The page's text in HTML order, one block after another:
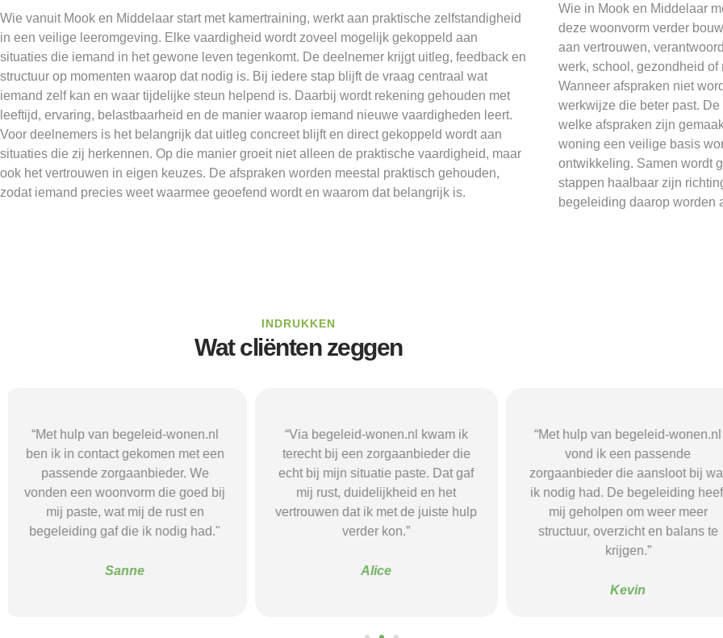
Wie vanuit Mook en Middelaar start met kamertraining, werkt aan praktische zelfstandigheid
in een veilige leeromgeving. Elke vaardigheid wordt zoveel mogelijk gekoppeld aan
situaties die iemand in het gewone leven tegenkomt. De deelnemer krijgt uitleg, feedback en
structuur op momenten waarop dat nodig is. Bij iedere stap blijft de vraag centraal wat
iemand zelf kan en waar tijdelijke steun helpend is. Daarbij wordt rekening gehouden met
leeftijd, ervaring, belastbaarheid en de manier waarop iemand nieuwe vaardigheden leert.
Voor deelnemers is het belangrijk dat uitleg concreet blijft en direct gekoppeld wordt aan
situaties die zij herkennen. Op die manier groeit niet alleen de praktische vaardigheid, maar
ook het vertrouwen in eigen keuzes. De afspraken worden meestal praktisch gehouden,
zodat iemand precies weet waarmee geoefend wordt en waarom dat belangrijk is.
Wie in Mook en Middelaar
deze woonvorm verder
aan vertrouwen,
werk, school, gezondheid
Wanneer afspraken niet
werkwijze die beter past.
welke afspraken zijn
woning een veilige basis
ontwikkeling. Samen wordt
stappen haalbaar zijn
begeleiding daarop worden
INDRUKKEN
Wat cliënten zeggen
“Via begeleid-wonen.nl kwam ik
terecht bij een zorgaanbieder die
echt bij mijn situatie paste. Dat gaf
mij rust, duidelijkheid en het
vertrouwen dat ik met de juiste hulp
verder kon.”
Alice
“Met hulp van begeleid-wonen.nl
vond ik een passende
zorgaanbieder die aansloot bij wat
ik nodig had. De begeleiding heeft
mij geholpen om weer meer
structuur, overzicht en balans te
“Met hulp van begeleid-wonen.nl
ben ik in contact gekomen met
passende zorgaanbieder. We
vonden een woonvorm die goed
mij paste, wat mij de rust en
begeleiding gaf die ik nodig had."